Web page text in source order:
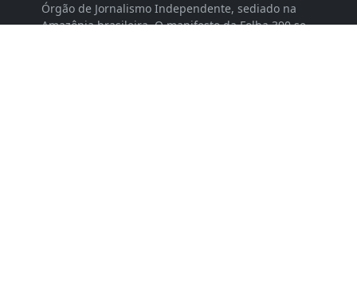
Órgão de Jornalismo Independente, sediado na
Amazônia brasileira. O manifesto da Folha 390 se